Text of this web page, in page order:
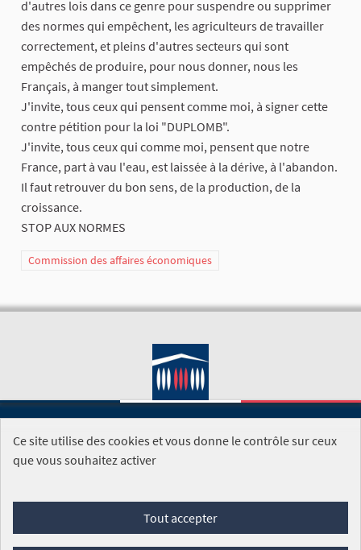
d'autres lois dans ce genre pour suspendre ou supprimer
des normes qui empêchent, les agriculteurs de travailler
correctement, et pleins d'autres secteurs qui sont
empêchés de produire, pour nous donner, nous les
Français, à manger tout simplement.
J'invite, tous ceux qui pensent comme moi, à signer cette
contre pétition pour la loi "DUPLOMB".
J'invite, tous ceux qui comme moi, pensent que notre
France, part à vau l'eau, est laissée à la dérive, à l'abandon.
Il faut retrouver du bon sens, de la production, de la
croissance.
STOP AUX NORMES
Commission des affaires économiques
SITE DE L'ASSEMBLÉE NATIONALE
Foire aux questions
Conditions générales d'utilisation (CGU)
Mentions légales
Cookies
Ce site utilise des cookies et vous donne le contrôle sur ceux
que vous souhaitez activer
Tout accepter